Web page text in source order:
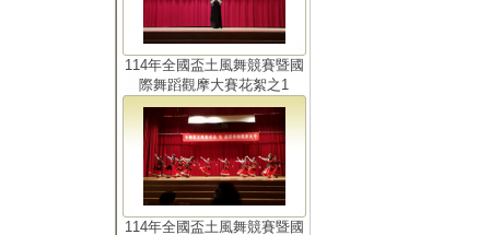
114年全國盃土風舞競賽暨國
際舞蹈觀摩大賽花絮之1
114年全國盃土風舞競賽暨國